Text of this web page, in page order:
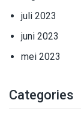
juli 2023
juni 2023
mei 2023
Categories